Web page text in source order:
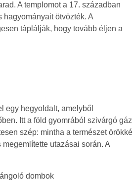
A templomot a 17. században
ötvözték. A
táplálják, hogy tovább éljen a
egy hegyoldalt, amelyből
Itt a föld gyomrából szivárgó gáz
szép: mintha a természet örökké
utazásai során. A